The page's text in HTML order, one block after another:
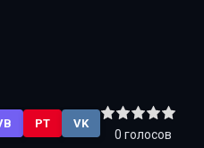
PT VK
0 голосов